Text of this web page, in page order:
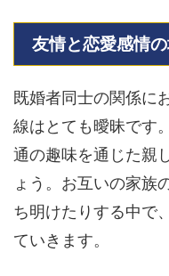
友情と恋愛感情
既婚者同士の関係に
線はとても曖昧です
通の趣味を通じた親
ょう。お互いの家族
ち明けたりする中で
ていきます。